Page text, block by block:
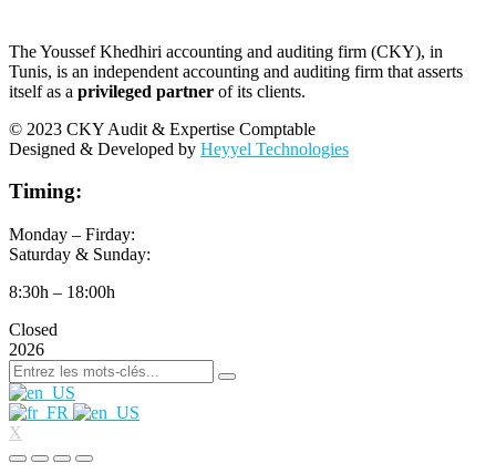
The Youssef Khedhiri accounting and auditing firm (CKY), in
Tunis, is an independent accounting and auditing firm that asserts
itself as a privileged partner of its clients.
© 2023 CKY Audit & Expertise Comptable
Designed & Developed by Heyyel Technologies
Timing:
Monday – Firday:
Saturday & Sunday:
8:30h – 18:00h
Closed
2026
X